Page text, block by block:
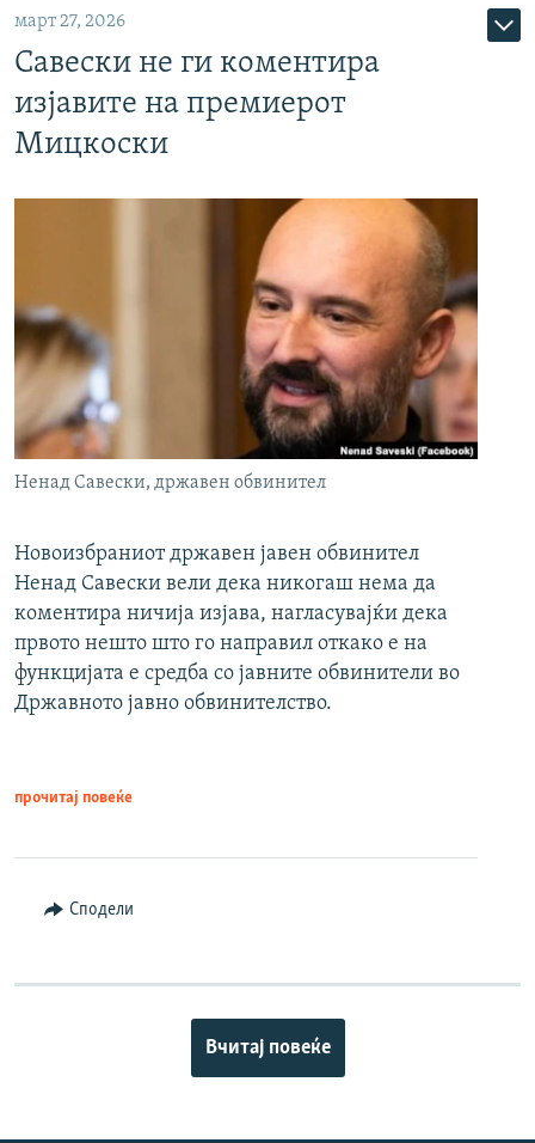
март 27, 2026
Савески не ги коментира
изјавите на премиерот
Мицкоски
Ненад Савески, државен обвинител
Новоизбраниот државен јавен обвинител
Ненад Савески вели дека никогаш нема да
коментира ничија изјава, нагласувајќи дека
првото нешто што го направил откако е на
функцијата е средба со јавните обвинители во
Државното јавно обвинителство.
прочитај повеќе
Сподели
Вчитај повеќе